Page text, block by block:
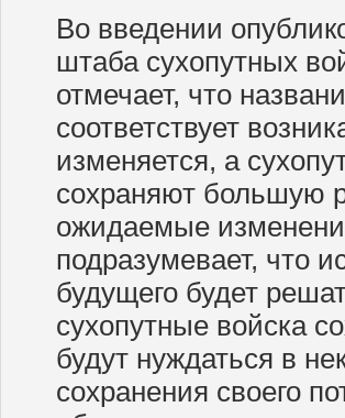
Во введении
штаба сухопутных
отмечает, что
соответствует
изменяется, а
сохраняют большую
ожидаемые
подразумевает, что
будущего будет
сухопутные войска
будут нуждаться в
сохранения своего